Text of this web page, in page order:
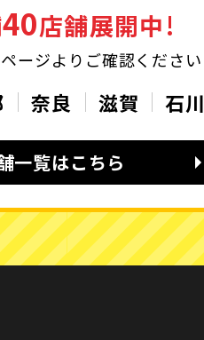
40店舗展開中!
ージよりご確認ください
奈良 滋賀 石川
一覧はこちら